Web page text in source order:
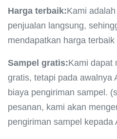
Harga terbaik:Kami
penjualan langsung,
mendapatkan harga terbaik
Sampel gratis:Kami dapat
gratis, tetapi pada awalnya
biaya pengiriman sampel.
pesanan, kami akan
pengiriman sampel kepada